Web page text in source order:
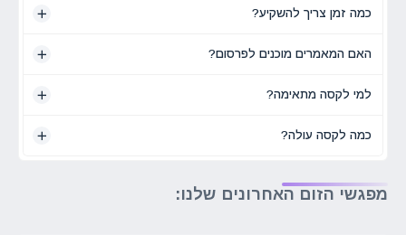
כמה זמן צריך להשקיע?
האם המאמרים מוכנים לפרסום?
למי לקסה מתאימה?
כמה לקסה עולה?
מפגשי הזום האחרונים שלנו: